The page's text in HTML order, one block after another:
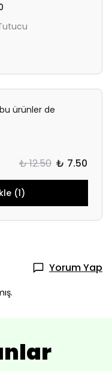
ürünler de
₺ 12.50 ₺ 7.50
(1)
Yorum Yap